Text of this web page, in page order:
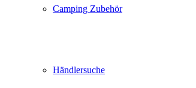
Camping Zubehör
Händlersuche